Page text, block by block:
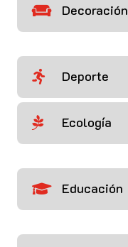
 Decoración
 Deporte
 Ecología
 Educación